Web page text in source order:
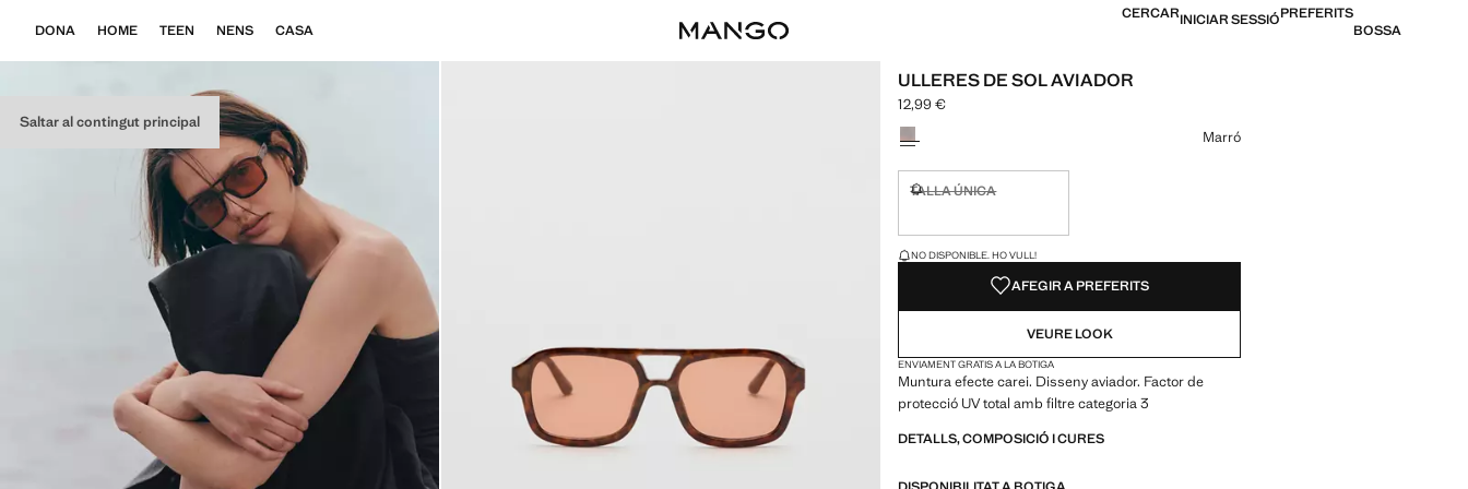
Saltar al contingut principal
DONA HOME TEEN NENS CASA
CERCARINICIAR SESSIÓPREFERITS
BOSSA
ULLERES DE SOL AVIADOR
Preu actual [12,99 € ]
12,99 €
Selecciona un color
Marró
TALLA ÚNICA
ÚLTIMES UNITATS!
NO DISPONIBLE. HO VULL!
AFEGIR A PREFERITS
VEURE LOOK
ENVIAMENT GRATIS A LA BOTIGA
Muntura efecte carei. Disseny aviador. Factor de
protecció UV total amb filtre categoria 3
DETALLS, COMPOSICIÓ I CURES